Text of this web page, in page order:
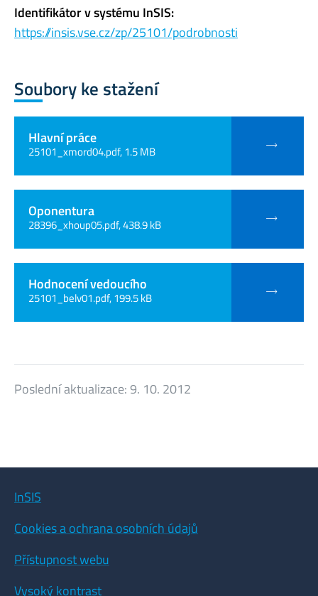
Identifikátor v systému InSIS:
https://insis.vse.cz/zp/25101/podrobnosti
Soubory ke stažení
Hlavní práce
25101_xmord04.pdf, 1.5 MB
Oponentura
28396_xhoup05.pdf, 438.9 kB
Hodnocení vedoucího
25101_belv01.pdf, 199.5 kB
Poslední aktualizace:9. 10. 2012
InSIS
Cookies a ochrana osobních údajů
Přístupnost webu
Vysoký kontrast